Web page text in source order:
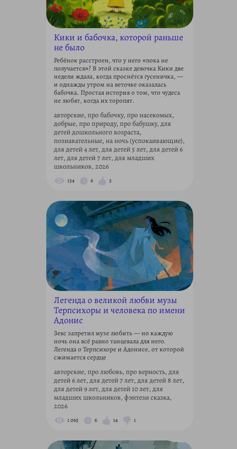
Кики и бабочка, которой раньше
не было
Ребёнок расстроен, что у него «пока не
получается»? В этой сказке девочка Кики две
недели ждала, когда проснётся гусеничка, —
и однажды утром на веточке оказалась
бабочка. Простая история о том, что чудеса
не любят, когда их торопят.
авторские, про бабочку, про насекомых,
добрые, про природу, про бабушку, для
детей дошкольного возраста,
познавательные, на ночь (успокаивающие),
для детей 4 лет, для детей 5 лет, для детей 6
лет, для детей 7 лет, для младших
школьников, 2026
134 6 5
Легенда о великой любви музы
Терпсихоры и человека по имени
Адонис
Зевс запретил музе любить — но каждую
ночь она всё равно танцевала для него.
Легенда о Терпсихоре и Адонисе, от которой
сжимается сердце
авторские, про любовь, про верность, для
детей 6 лет, для детей 7 лет, для детей 8 лет,
для детей 9 лет, для детей 10 лет, для
младших школьников, фэнтези сказка,
2026
1 065 6 14 1